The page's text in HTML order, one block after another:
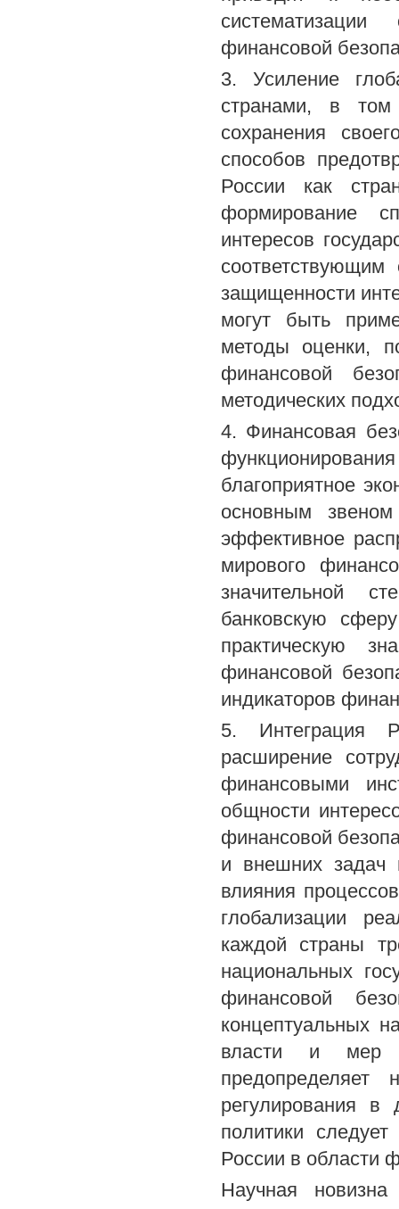
финансовой
3. Усиление
странами, в том
сохранения
способов
России как
формирование
интересов
защищенности
могут быть
методы оценки,
финансовой
методических
4. Финансовая
благоприятное
основным
эффективное
мирового
значительной
банковскую
практическую
финансовой
индикаторов
5. Интеграция
расширение
финансовыми
общности
финансовой
и внешних задач
влияния
глобализации
каждой страны
национальных
финансовой
концептуальных
власти и мер
предопределяет
регулирования
политики
России в области
Научная новизна